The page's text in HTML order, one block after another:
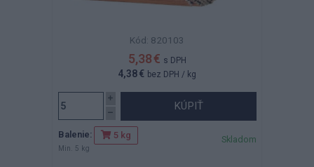
Kód: 820103
5,38 € s DPH
4,38 € bez DPH / kg
KÚPIŤ
Balenie: 5 kg
Min. 5 kg
Skladom